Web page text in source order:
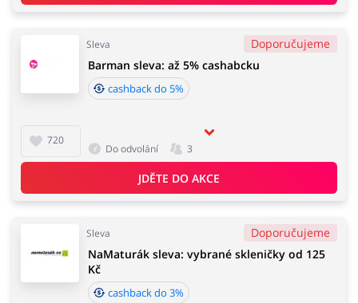
Sleva Doporučujeme
720
Barman sleva: až 5% cashabcku
cashback do 5%
Do odvolání 3
JDĚTE DO AKCE
Sleva Doporučujeme
NaMaturák sleva: vybrané skleničky od 125
Kč
cashback do 3%